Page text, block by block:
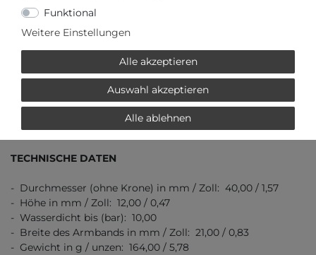
- Produkt: Uhr
- Verpackung: Originalverpackung mit Dokumenten
- Schließe: Faltschließe
- Garantie: 2 Jahre Garantie
TECHNISCHE DATEN
- Durchmesser (ohne Krone) in mm / Zoll: 40,00 / 1,57
- Höhe in mm / Zoll: 12,00 / 0,47
- Wasserdicht bis (bar): 10,00
- Breite des Armbands in mm / Zoll: 21,00 / 0,83
- Gewicht in g / unzen: 164,00 / 5,78
Funktional
Weitere Einstellungen
Alle akzeptieren
Auswahl akzeptieren
Alle ablehnen